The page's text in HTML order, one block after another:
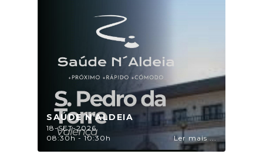
SAÚDE N'ALDEIA
18-SET-2026
08:30h - 10:30h
Ler mais ...